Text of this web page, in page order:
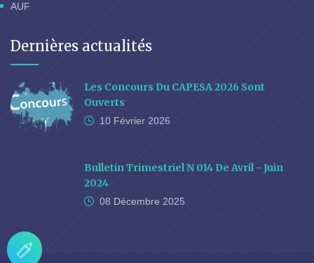
AUF
Dernières actualités
Les Concours Du CAPESA 2026 Sont
Ouverts
10 Février 2026
Bulletin Trimestriel N 014 De Avril - Juin
2024
08 Décembre 2025